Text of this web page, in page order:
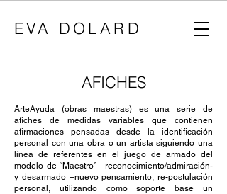
EVA DOLARD
AFICHES
ArteAyuda (obras maestras) es una serie de
afiches de medidas variables que contienen
afirmaciones pensadas desde la identificación
personal con una obra o un artista siguiendo una
línea de referentes en el juego de armado del
modelo de “Maestro” –reconocimiento/admiración-
y desarmado –nuevo pensamiento, re-postulación
personal, utilizando como soporte base un